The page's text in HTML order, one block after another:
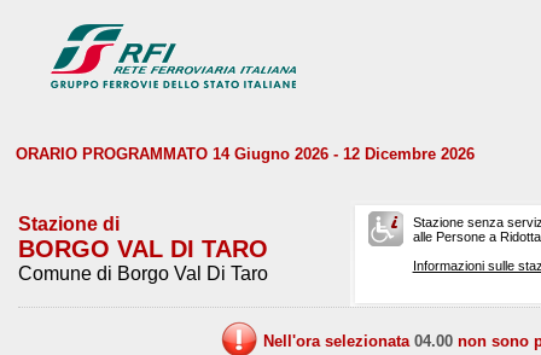
ORARIO PROGRAMMATO 14 Giugno 2026 - 12 Dicembre 2026
Stazione di
BORGO VAL DI TARO
Comune di Borgo Val Di Taro
Stazione senza
alle Persone a
Informazioni sulle
Nell'ora selezionata 04.00 non sono